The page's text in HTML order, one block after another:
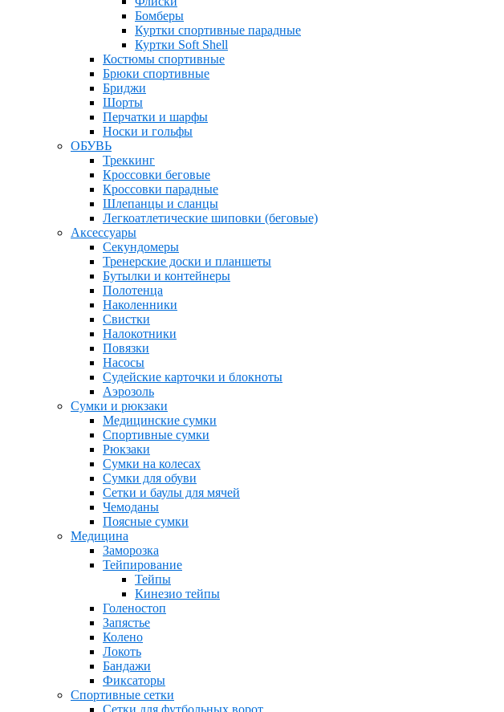
Бомберы
Куртки спортивные парадные
Куртки Soft Shell
Костюмы спортивные
Брюки спортивные
Бриджи
Шорты
Перчатки и шарфы
Носки и гольфы
ОБУВЬ
Треккинг
Кроссовки беговые
Кроссовки парадные
Шлепанцы и сланцы
Легкоатлетические шиповки (беговые)
Аксессуары
Секундомеры
Тренерские доски и планшеты
Бутылки и контейнеры
Полотенца
Наколенники
Свистки
Налокотники
Повязки
Насосы
Судейские карточки и блокноты
Аэрозоль
Сумки и рюкзаки
Медицинские сумки
Спортивные сумки
Рюкзаки
Сумки на колесах
Сумки для обуви
Сетки и баулы для мячей
Чемоданы
Поясные сумки
Медицина
Заморозка
Тейпирование
Тейпы
Кинезио тейпы
Голеностоп
Запястье
Колено
Локоть
Бандажи
Фиксаторы
Спортивные сетки
Сетки для футбольных ворот